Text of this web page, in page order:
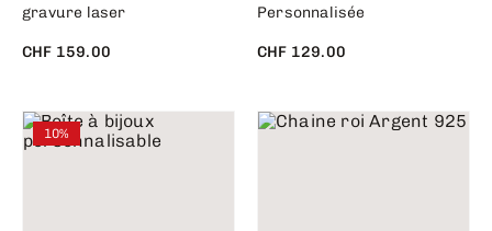
gravure laser
CHF 159.00
Personnalisée
CHF 129.00
10%